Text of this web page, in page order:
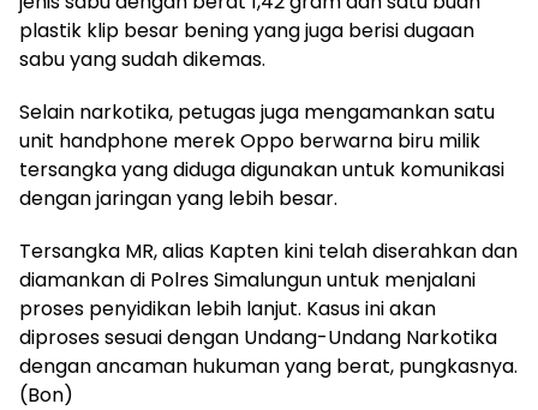
plastik klip besar bening yang juga berisi dugaan
sabu yang sudah dikemas.
Selain narkotika, petugas juga mengamankan satu
unit handphone merek Oppo berwarna biru milik
tersangka yang diduga digunakan untuk komunikasi
dengan jaringan yang lebih besar.
Tersangka MR, alias Kapten kini telah diserahkan dan
diamankan di Polres Simalungun untuk menjalani
proses penyidikan lebih lanjut. Kasus ini akan
diproses sesuai dengan Undang-Undang Narkotika
dengan ancaman hukuman yang berat, pungkasnya.
(Bon)